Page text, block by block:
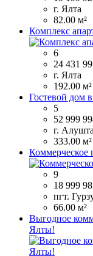
г. Ялта
82.00 м²
Комплекс
6
24 431
г. Ялта
192.00 м²
Гостевой дом
5
52 999
г. Алушта
333.00 м²
Коммерческое
9
18 999
пгт.
66.00 м²
Выгодное
Ялты!